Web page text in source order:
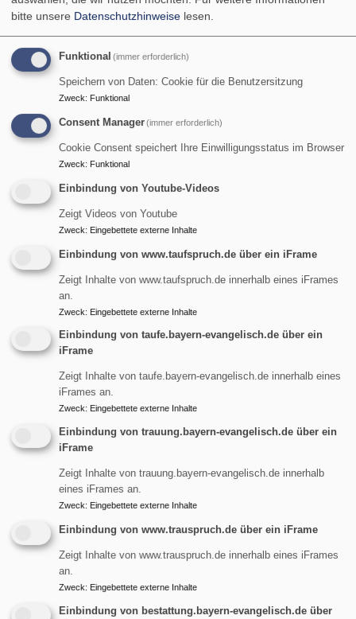
Spannungsfeld zwischen Familie, Beruf und Kunst
befinden und dadurch oft erst später oder nur in Teilzeit in
Arbeit – Kunst ist Arbeit.
Öffnungszeiten
mittwochs 18-21 Uhr
sonntags 14-18 Uhr: am 14.6. | 28.6. | 12.7. | 26.07.
Programm
Mi., 10.6. 11-17 Uhr
Kunst als Arbeit erleben
Fr., 12.6. 19.00 Uhr
Eröffnung und Konzert.
Einführung: Katja Sebald, Kunstwissenschaftlerin und
Pfarrer Dr. Richard Graupner.
Musik: Masako Ohta (Pianistin, Klang-Performerin,
Komponistin) und Matthias Lindermayr (Trompete)
Do., 18.6. 19.00 Uhr
Die Bühnenpoetin Franziska Ruprecht präsentiert
Schüler:innen und deren Texte aus ihrem
7.19.30 Uhr
„female“ - Jazzkonzert
mit Stefanie Boltz (Gesang) und Christian Wegscheider
bitte unsere Datenschutzhinweise lesen.
Funktional (immer erforderlich)
Speichern von Daten: Cookie für die Benutzersitzung
Zweck: Funktional
Consent Manager(immer erforderlich)
Cookie Consent speichert Ihre Einwilligungsstatus im Browser
Zweck: Funktional
Einbindung von Youtube-Videos
Zeigt Videos von Youtube
Zweck: Eingebettete externe Inhalte
Einbindung von www.taufspruch.de über ein iFrame
Zeigt Inhalte von www.taufspruch.de innerhalb eines iFrames
an.
Zweck: Eingebettete externe Inhalte
Einbindung von taufe.bayern-evangelisch.de über ein
iFrame
Zeigt Inhalte von taufe.bayern-evangelisch.de innerhalb eines
iFrames an.
Zweck: Eingebettete externe Inhalte
Einbindung von trauung.bayern-evangelisch.de über ein
iFrame
Zeigt Inhalte von trauung.bayern-evangelisch.de innerhalb
eines iFrames an.
Zweck: Eingebettete externe Inhalte
Einbindung von www.trauspruch.de über ein iFrame
Zeigt Inhalte von www.trauspruch.de innerhalb eines iFrames
an.
Zweck: Eingebettete externe Inhalte
Einbindung von bestattung.bayern-evangelisch.de über